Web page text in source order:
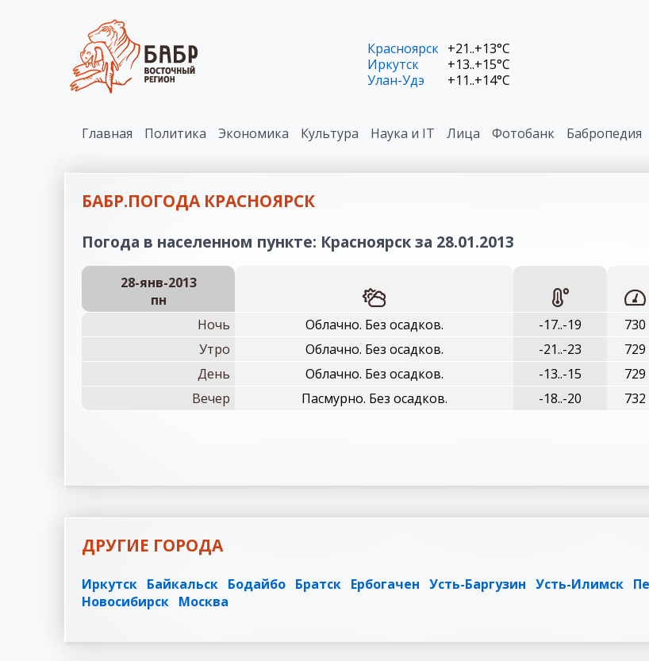
Красноярск +21..+13°C
Иркутск
+13..+15°C
Улан-Удэ
+11..+14°C
Главная Политика Экономика Культура Наука и IT Лица Фотобанк Бабропедия
БАБР.ПОГОДА КРАСНОЯРСК
Погода в населенном пункте: Красноярск за 28.01.2013
28-янв-2013
пн
Ночь
Облачно. Без осадков. -17..-19 730
Утро
Облачно. Без осадков. -21..-23 729
День
Облачно. Без осадков. -13..-15 729
Вечер
Пасмурно. Без осадков. -18..-20 732
ДРУГИЕ ГОРОДА
Иркутск Байкальск Бодайбо Братск Ербогачен Усть-Баргузин Усть-Илимск
Новосибирск Москва